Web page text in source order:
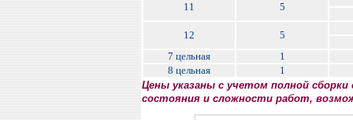
11 5
12
5
7 цельная
1
8 цельная
1
Цены указаны с учетом полной
состояния и сложности работ,